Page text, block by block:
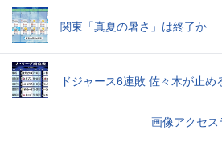
関東「真夏の暑さ」は終了か
ドジャース6連敗 佐々木が止め
画像アクセ